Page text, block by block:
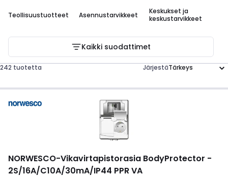
Teollisuustuotteet Asennustarvikkeet
Keskukset ja
keskustarvikkeet
Kaikki suodattimet
242 tuotetta Järjestä
NORWESCO-Vikavirtapistorasia BodyProtector -
2S/16A/C10A/30mA/IP44 PPR VA